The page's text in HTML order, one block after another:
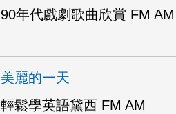
90年代戲劇歌曲欣賞 FM AM
美麗的一天
輕鬆學英語黛西 FM AM